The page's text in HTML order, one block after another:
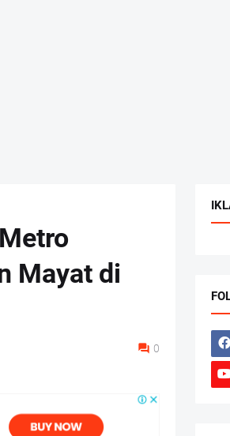
Mayat di
0